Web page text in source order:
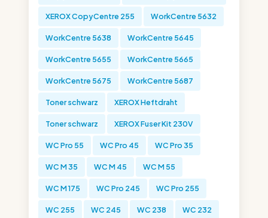
XEROX CopyCentre 255 WorkCentre 5632
WorkCentre 5638 WorkCentre 5645
WorkCentre 5655 WorkCentre 5665
WorkCentre 5675 WorkCentre 5687
Toner schwarz XEROX Heftdraht
Toner schwarz XEROX Fuser Kit 230V
WC Pro 55 WC Pro 45 WC Pro 35
WC M 35 WC M 45 WC M 55
WC M 175 WC Pro 245 WC Pro 255
WC 255 WC 245 WC 238 WC 232